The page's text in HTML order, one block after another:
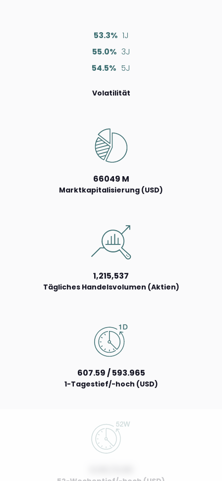
53.3% 1J
55.0% 3J
54.5% 5J
Volatilität
66049 M
Marktkapitalisierung (USD)
1,215,537
Tägliches Handelsvolumen (Aktien)
607.59 / 593.965
1-Tagestief/-hoch (USD)